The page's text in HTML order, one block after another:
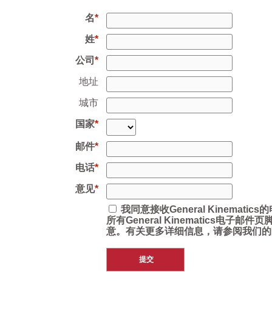
名
姓
公司
地址
城市
国家
邮件
电话
意见
我同意接收General Kinematics的
所有General Kinematics电子邮件页
意。有关更多详细信息，请参阅我们